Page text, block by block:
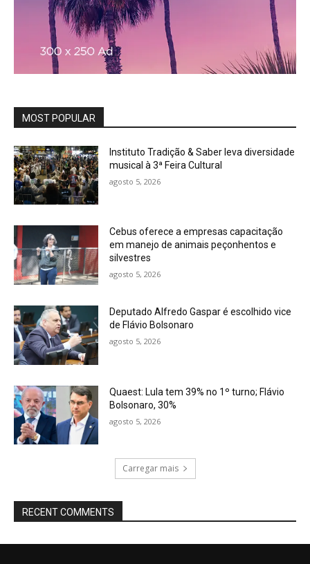
MOST POPULAR
Instituto Tradição & Saber leva diversidade
musical à 3ª Feira Cultural
agosto 5, 2026
Cebus oferece a empresas capacitação
em manejo de animais peçonhentos e
silvestres
agosto 5, 2026
Deputado Alfredo Gaspar é escolhido vice
de Flávio Bolsonaro
agosto 5, 2026
Quaest: Lula tem 39% no 1º turno; Flávio
Bolsonaro, 30%
agosto 5, 2026
Carregar mais
RECENT COMMENTS